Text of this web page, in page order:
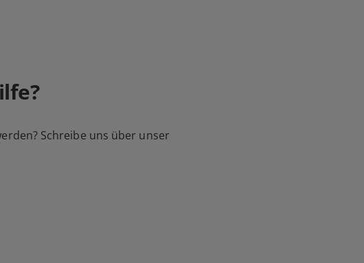
Schreibe uns über unser